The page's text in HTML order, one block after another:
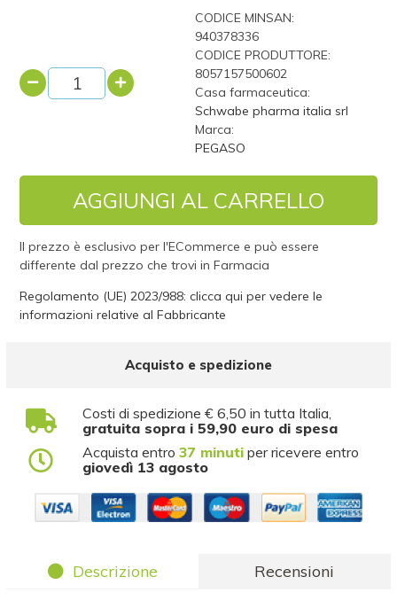
CODICE MINSAN:
940378336
CODICE PRODUTTORE:
8057157500602
Casa farmaceutica:
Schwabe pharma italia srl
Marca:
PEGASO
AGGIUNGI AL CARRELLO
Il prezzo è esclusivo per l'ECommerce e può essere
differente dal prezzo che trovi in Farmacia
Regolamento (UE) 2023/988: clicca qui per vedere le
informazioni relative al Fabbricante
Acquisto e spedizione
Costi di spedizione € 6,50 in tutta Italia,
gratuita sopra i 59,90 euro di spesa
Acquista entro37 minuti per ricevere entro
giovedì 13 agosto
Descrizione Recensioni